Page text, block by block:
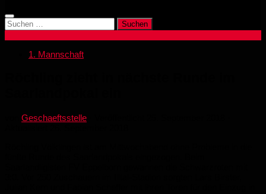
Suchen
nach:
1. Mannschaft
Geschaeftsstelle